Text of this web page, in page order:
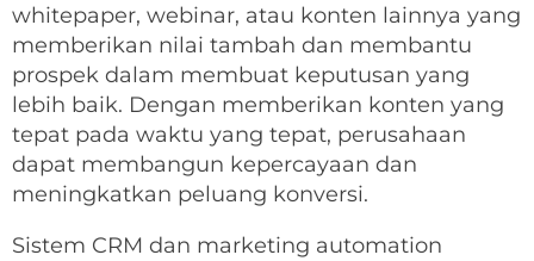
whitepaper, webinar, atau konten lainnya yang
memberikan nilai tambah dan membantu
prospek dalam membuat keputusan yang
lebih baik. Dengan memberikan konten yang
tepat pada waktu yang tepat, perusahaan
dapat membangun kepercayaan dan
meningkatkan peluang konversi.
Sistem CRM dan marketing automation